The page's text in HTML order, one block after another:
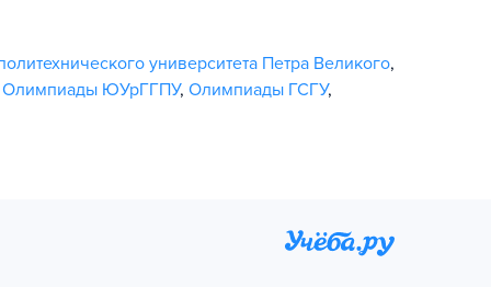
университета Петра Великого,
Олимпиады ЮУрГГПУ, Олимпиады ГСГУ,